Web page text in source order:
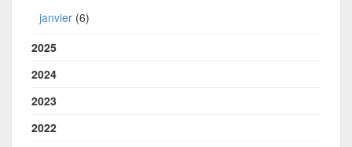
janvier (6)
2025
2024
2023
2022